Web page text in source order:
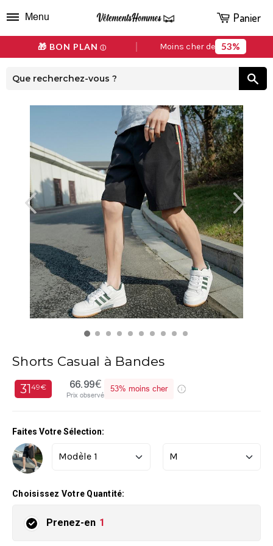
🎁 BON PLAN ⓘ Moins cher de 53%
Menu Panier
Shorts Casual à Bandes
3149€ 66.99€
Prix observé
53% moins cher
Faites Votre Sélection:
Choisissez Votre Quantité:
Prenez-en 1